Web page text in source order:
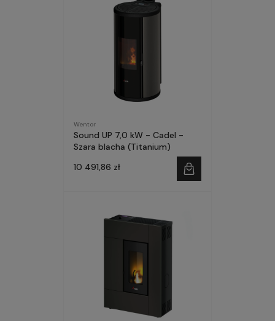
Wentor
Sound UP 7,0 kW - Cadel -
Szara blacha (Titanium)
10 491,86 zł